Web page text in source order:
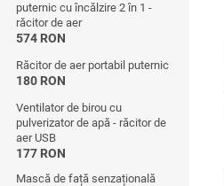
puternic cu încălzire 2 în 1 -
răcitor de aer
574 RON
Răcitor de aer portabil puternic
180 RON
Ventilator de birou cu
pulverizator de apă - răcitor de
aer USB
177 RON
Mască de față senzațională